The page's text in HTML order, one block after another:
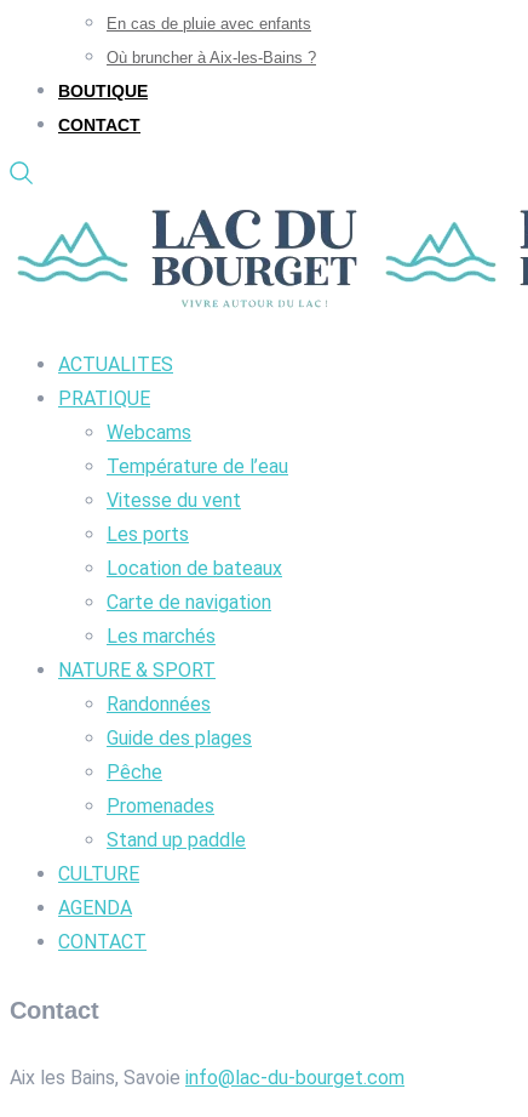
En cas de pluie avec enfants
Où bruncher à Aix-les-Bains ?
BOUTIQUE
CONTACT
ACTUALITES
PRATIQUE
Webcams
Température de l’eau
Vitesse du vent
Les ports
Location de bateaux
Carte de navigation
Les marchés
NATURE & SPORT
Randonnées
Guide des plages
Pêche
Promenades
Stand up paddle
CULTURE
AGENDA
CONTACT
Contact
Aix les Bains, Savoie info@lac-du-bourget.com